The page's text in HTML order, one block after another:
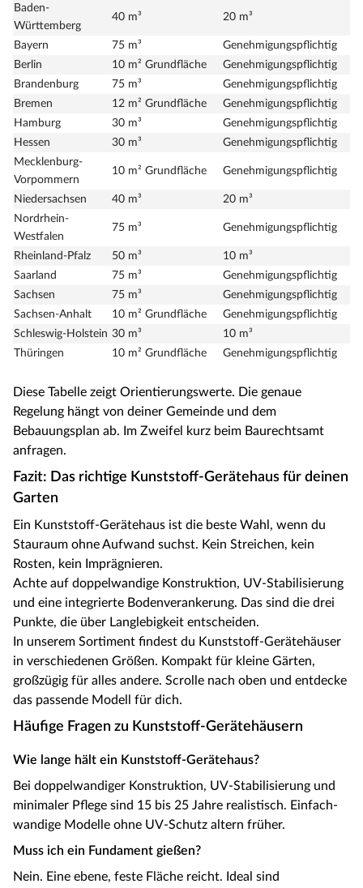
Baden-
Württemberg
40 m³ 20 m³
Bayern 75 m³
Genehmigungspflichtig
Berlin
10 m² Grundfläche
Genehmigungspflichtig
Brandenburg
75 m³
Genehmigungspflichtig
Bremen
12 m² Grundfläche
Genehmigungspflichtig
Hamburg
30 m³
Genehmigungspflichtig
Hessen
30 m³
Genehmigungspflichtig
Mecklenburg-
Vorpommern
10 m² Grundfläche Genehmigungspflichtig
Niedersachsen 40 m³
20 m³
Nordrhein-
Westfalen
75 m³ Genehmigungspflichtig
Rheinland-Pfalz 50 m³
10 m³
Saarland
75 m³
Genehmigungspflichtig
Sachsen
75 m³
Genehmigungspflichtig
Sachsen-Anhalt
10 m² Grundfläche
Genehmigungspflichtig
Schleswig-Holstein 30 m³
10 m³
Thüringen
10 m² Grundfläche Genehmigungspflichtig
Diese Tabelle zeigt Orientierungswerte. Die genaue
Regelung hängt von deiner Gemeinde und dem
Bebauungsplan ab. Im Zweifel kurz beim Baurechtsamt
anfragen.
Fazit: Das richtige Kunststoff-Gerätehaus für deinen
Garten
Ein Kunststoff-Gerätehaus ist die beste Wahl, wenn du
Stauraum ohne Aufwand suchst. Kein Streichen, kein
Rosten, kein Imprägnieren.
Achte auf doppelwandige Konstruktion, UV-Stabilisierung
und eine integrierte Bodenverankerung. Das sind die drei
Punkte, die über Langlebigkeit entscheiden.
In unserem Sortiment findest du Kunststoff-Gerätehäuser
in verschiedenen Größen. Kompakt für kleine Gärten,
großzügig für alles andere. Scrolle nach oben und entdecke
das passende Modell für dich.
Häufige Fragen zu Kunststoff-Gerätehäusern
Wie lange hält ein Kunststoff-Gerätehaus?
Bei doppelwandiger Konstruktion, UV-Stabilisierung und
minimaler Pflege sind 15 bis 25 Jahre realistisch. Einfach-
wandige Modelle ohne UV-Schutz altern früher.
Muss ich ein Fundament gießen?
Nein. Eine ebene, feste Fläche reicht. Ideal sind